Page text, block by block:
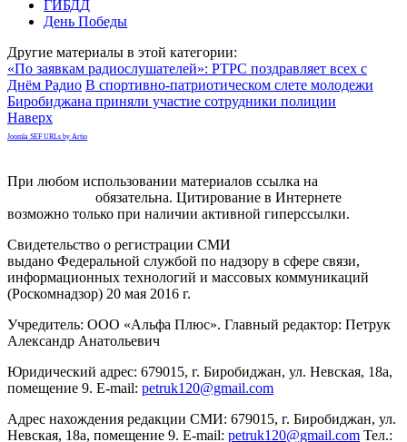
ГИБДД
День Победы
Другие материалы в этой категории:
«По заявкам радиослушателей»: РТРС поздравляет всех с
Днём Радио В спортивно-патриотическом слете молодежи
Биробиджана приняли участие сотрудники полиции
Наверх
Joomla SEF URLs by Artio
При любом использовании материалов ссылка на
обязательна. Цитирование в Интернете
возможно только при наличии активной гиперссылки.
Свидетельство о регистрации СМИ
выдано Федеральной службой по надзору в сфере связи,
информационных технологий и массовых коммуникаций
(Роскомнадзор) 20 мая 2016 г.
Учредитель: ООО «Альфа Плюс». Главный редактор: Петрук
Александр Анатольевич
Юридический адрес: 679015, г. Биробиджан, ул. Невская, 18а,
помещение 9. E-mail: petruk120@gmail.com
Адрес нахождения редакции СМИ: 679015, г. Биробиджан, ул.
Невская, 18а, помещение 9. E-mail: petruk120@gmail.com Тел.: